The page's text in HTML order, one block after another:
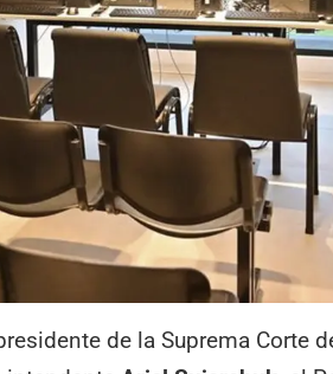
de la Suprema Corte